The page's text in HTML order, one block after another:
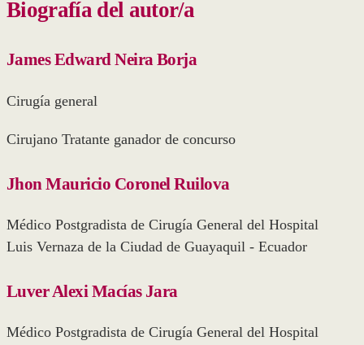
Biografía del autor/a
James Edward Neira Borja
Cirugía general
Cirujano Tratante ganador de concurso
Jhon Mauricio Coronel Ruilova
Médico Postgradista de Cirugía General del Hospital
Luis Vernaza de la Ciudad de Guayaquil - Ecuador
Luver Alexi Macías Jara
Médico Postgradista de Cirugía General del Hospital